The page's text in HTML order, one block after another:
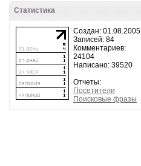
Статистика
Создан: 01.08.2005
Записей: 84
Комментариев:
24104
Написано: 39520
Отчеты:
Посетители
Поисковые фразы